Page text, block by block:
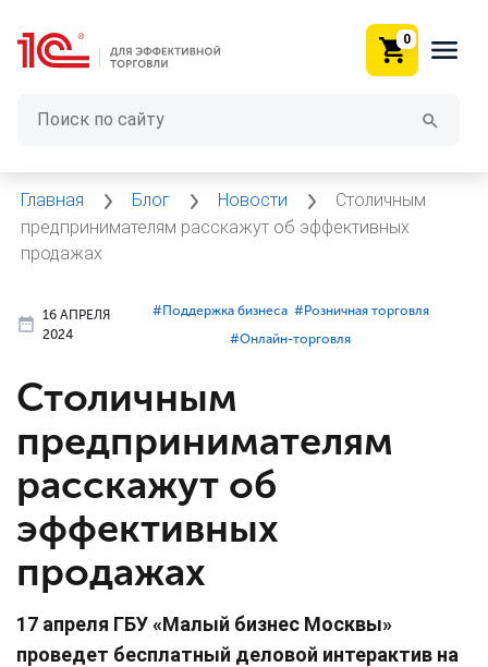
0
Главная Блог Новости
Столичным
предпринимателям расскажут об эффективных
продажах
16 АПРЕЛЯ
2024
#⁣Поддержка бизнеса #⁣Розничная торговля
#⁣Онлайн-торговля
Столичным
предпринимателям
расскажут об
эффективных
продажах
17 апреля ГБУ «Малый бизнес Москвы»
проведет бесплатный деловой интерактив на